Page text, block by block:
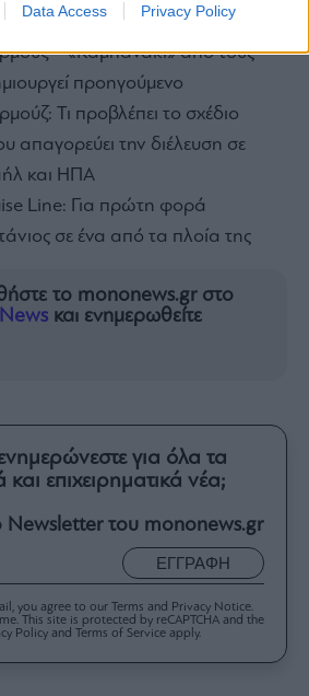
Data Access Privacy Policy
ενώσεις αντιδρούν στα
– «Καμπανάκι» από τους
προηγούμενο
Τι προβλέπει το σχέδιο
απαγορεύει την διέλευση σε
και ΗΠΑ
Line: Για πρώτη φορά
σε ένα από τα πλοία της
το mononews.gr στο
και ενημερωθείτε
για όλα τα
και επιχειρηματικά νέα;
Newsletter του mononews.gr
ΕΓΓΡΑΦΗ
you agree to our Terms and Privacy Notice.
This site is protected by reCAPTCHA and the
Policy and Terms of Service apply.